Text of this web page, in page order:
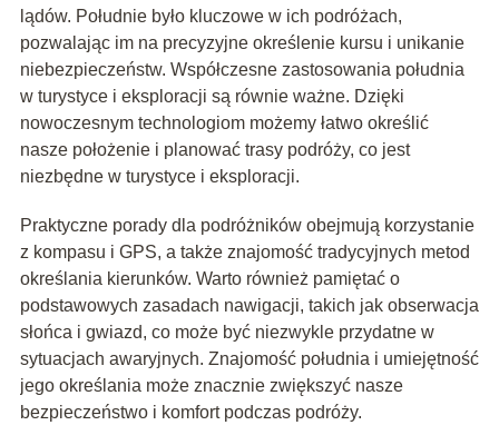
lądów. Południe było kluczowe w ich podróżach,
pozwalając im na precyzyjne określenie kursu i unikanie
niebezpieczeństw. Współczesne zastosowania południa
w turystyce i eksploracji są równie ważne. Dzięki
nowoczesnym technologiom możemy łatwo określić
nasze położenie i planować trasy podróży, co jest
niezbędne w turystyce i eksploracji.
Praktyczne porady dla podróżników obejmują korzystanie
z kompasu i GPS, a także znajomość tradycyjnych metod
określania kierunków. Warto również pamiętać o
podstawowych zasadach nawigacji, takich jak obserwacja
słońca i gwiazd, co może być niezwykle przydatne w
sytuacjach awaryjnych. Znajomość południa i umiejętność
jego określania może znacznie zwiększyć nasze
bezpieczeństwo i komfort podczas podróży.